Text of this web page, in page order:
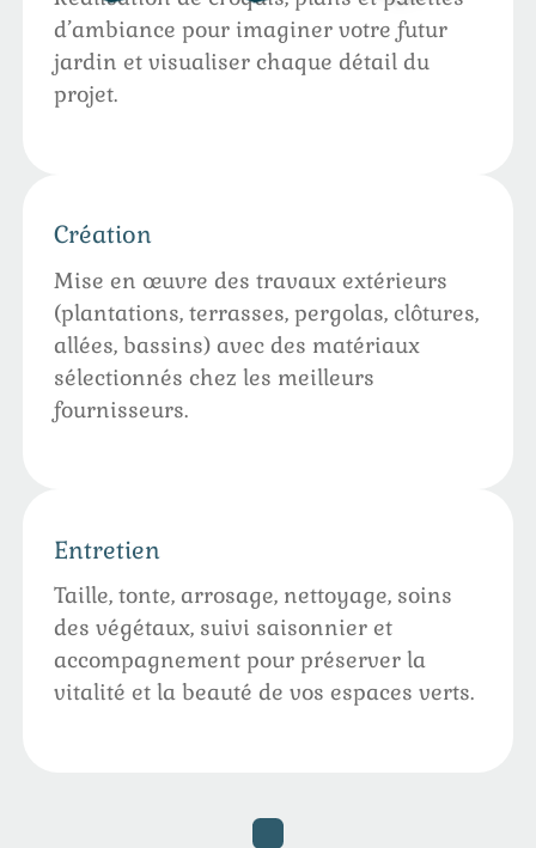
d’ambiance pour imaginer votre futur
jardin et visualiser chaque détail du
projet.
Création
Mise en œuvre des travaux extérieurs
(plantations, terrasses, pergolas, clôtures,
allées, bassins) avec des matériaux
sélectionnés chez les meilleurs
fournisseurs.
Entretien
Taille, tonte, arrosage, nettoyage, soins
des végétaux, suivi saisonnier et
accompagnement pour préserver la
vitalité et la beauté de vos espaces verts.